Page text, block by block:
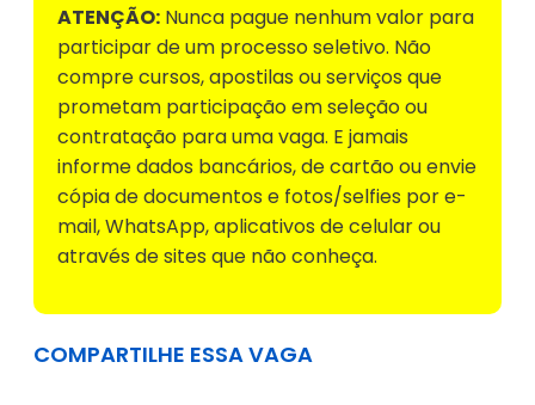
ATENÇÃO: Nunca pague nenhum valor para
participar de um processo seletivo. Não
compre cursos, apostilas ou serviços que
prometam participação em seleção ou
contratação para uma vaga. E jamais
informe dados bancários, de cartão ou envie
cópia de documentos e fotos/selfies por e-
mail, WhatsApp, aplicativos de celular ou
através de sites que não conheça.
COMPARTILHE ESSA VAGA